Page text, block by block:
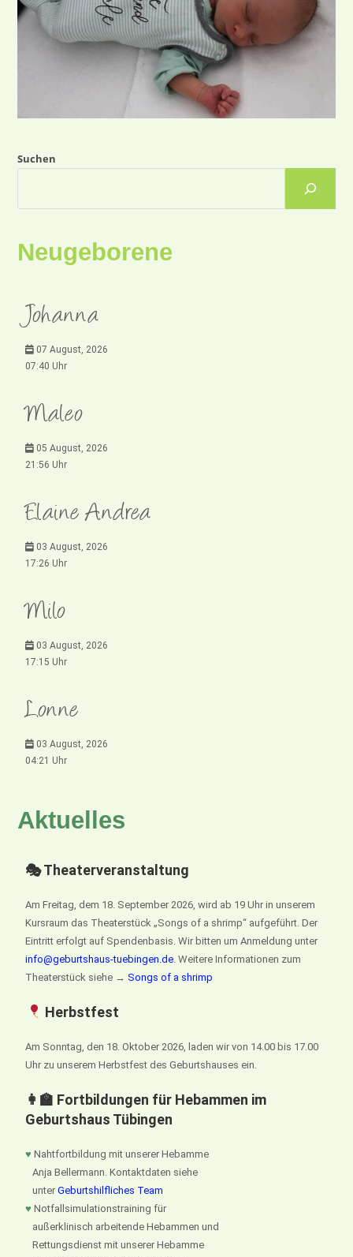
Suchen
Neugeborene
Johanna
07 August, 2026
07:40 Uhr
Maleo
05 August, 2026
21:56 Uhr
Elaine Andrea
03 August, 2026
17:26 Uhr
Milo
03 August, 2026
17:15 Uhr
Lonne
03 August, 2026
04:21 Uhr
Aktuelles
🎭 Theaterveranstaltung
Am Freitag, dem 18. September 2026, wird ab 19 Uhr in unserem
Kursraum das Theaterstück „Songs of a shrimp“ aufgeführt. Der
Eintritt erfolgt auf Spendenbasis. Wir bitten um Anmeldung unter
info@geburtshaus-tuebingen.de. Weitere Informationen zum
Theaterstück siehe →Songs of a shrimp
Herbstfest
Am Sonntag, den 18. Oktober 2026, laden wir von 14.00 bis 17.00
Uhr zu unserem Herbstfest des Geburtshauses ein.
👩‍🏫 Fortbildungen für Hebammen im
Geburtshaus Tübingen
♥ Nahtfortbildung mit unserer Hebamme
Anja Bellermann. Kontaktdaten siehe
unterGeburtshilfliches Team
♥ Notfallsimulationstraining für
außerklinisch arbeitende Hebammen und
Rettungsdienst mit unserer Hebamme